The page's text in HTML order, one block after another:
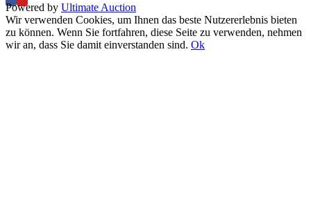
Powered by Ultimate Auction
Wir verwenden Cookies, um Ihnen das beste Nutzererlebnis bieten
zu können. Wenn Sie fortfahren, diese Seite zu verwenden, nehmen
wir an, dass Sie damit einverstanden sind. Ok